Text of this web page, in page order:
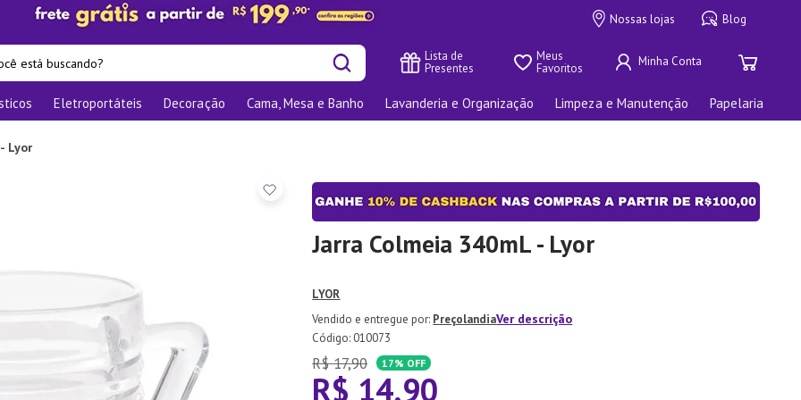
Nossas lojas Blog
está buscando?
Lista de
Presentes
Meus
Favoritos
Eletroportáteis Decoração Cama, Mesa e Banho Lavanderia e Organização Limpeza e Manutenção Papelaria
Lyor
Jarra Colmeia 340mL - Lyor
LYOR
PreçolandiaVer descrição
: 010073
R$ 17,90 17% OFF
R$ 14,90
buscados